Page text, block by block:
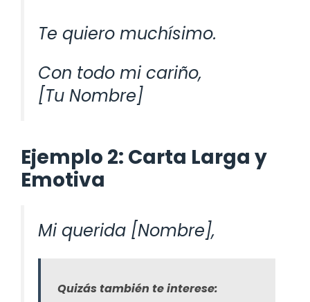
Te quiero muchísimo.
Con todo mi cariño,
[Tu Nombre]
Ejemplo 2: Carta Larga y
Emotiva
Mi querida [Nombre],
Quizás también te interese: